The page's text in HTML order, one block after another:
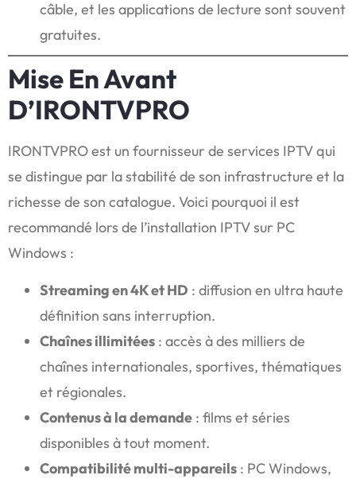
câble, et les applications de lecture sont souvent
gratuites.
Mise En Avant
D’IRONTVPRO
IRONTVPRO est un fournisseur de services IPTV qui
se distingue par la stabilité de son infrastructure et la
richesse de son catalogue. Voici pourquoi il est
recommandé lors de l’installation IPTV sur PC
Windows :
Streaming en 4K et HD : diffusion en ultra haute
définition sans interruption.
Chaînes illimitées : accès à des milliers de
chaînes internationales, sportives, thématiques
et régionales.
Contenus à la demande : films et séries
disponibles à tout moment.
Compatibilité multi-appareils : PC Windows,